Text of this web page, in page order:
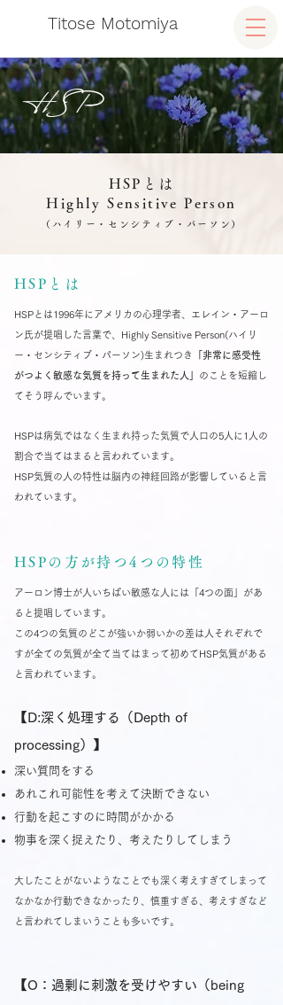
Titose Motomiya
HSP
HSPとは
Highly Sensitive Person
（ハイリー・センシティブ・パーソン）
HSPとは
HSPとは1996年にアメリカの心理学者、エレイン・アーロ
ン氏が提唱した言葉で、Highly Sensitive Person(ハイリ
ー・センシティブ・パーソン)​生まれつき 「非常に感受性
がつよく敏感な気質を持って生まれた人」​ のことを短縮し
てそう呼んでいます。
HSPは病気ではなく生まれ持った気質で人口の5人に1人の
割合で当てはまると言われています。
​HSP気質の人の特性は脳内の神経回路が影響していると言
われています。
HSPの方が持つ4つの特性
アーロン博士が人いちばい敏感な人には「4つの面」があ
ると提唱しています。
この4つの気質のどこが強いか弱いかの差は人それぞれで
すが全ての気質が全て当てはまって初めてHSP気質がある
と言われています。
【D:深く処理する（Depth of
processing）】
深い質問をする
あれこれ可能性を考えて決断できない
行動を起こすのに時間がかかる
物事を深く捉えたり、考えたりしてしまう
大したことがないようなことでも深く考えすぎてしまって
なかなか行動できなかったり、慎重すぎる、考えすぎなど
と言われてしまいうことも多いです。
【O：過剰に刺激を受けやすい（being